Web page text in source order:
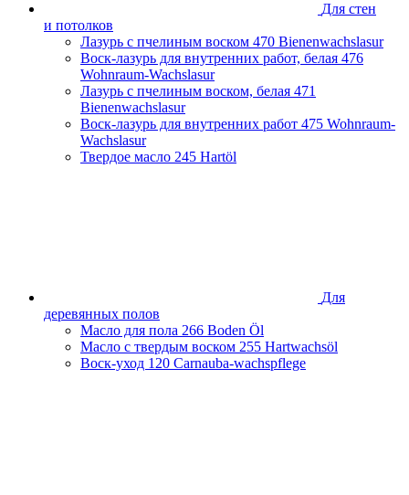
Для стен
и потолков
Лазурь с пчелиным воском 470 Bienenwachslasur
Воск-лазурь для внутренних работ, белая 476
Wohnraum-Wachslasur
Лазурь с пчелиным воском, белая 471
Bienenwachslasur
Воск-лазурь для внутренних работ 475 Wohnraum-
Wachslasur
Твердое масло 245 Hartöl
Для
деревянных полов
Масло для пола 266 Boden Öl
Масло с твердым воском 255 Hartwachsöl
Воск-уход 120 Carnauba-wachspflege